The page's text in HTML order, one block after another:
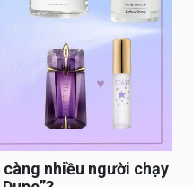
nhiều người chạy